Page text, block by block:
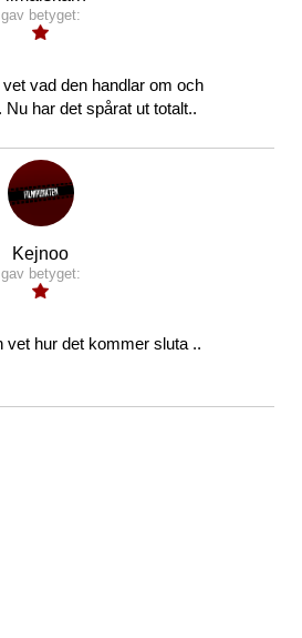
gav betyget:
vad den handlar om och
har det spårat ut totalt..
Kejnoo
gav betyget:
vet hur det kommer sluta ..